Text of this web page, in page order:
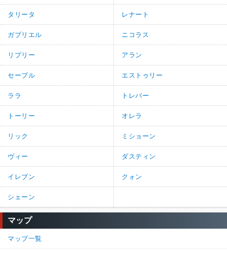
タリータ レナート
ガブリエル ニコラス
リプリー アラン
セーブル エストゥリー
ララ トレバー
トーリー オレラ
リック ミショーン
ヴィー ダスティン
イレブン クォン
シェーン
マップ
マップ一覧